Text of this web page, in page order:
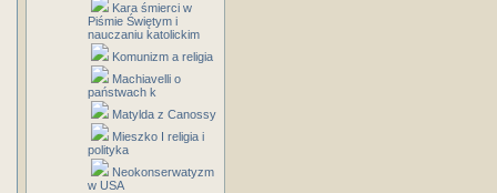
Kara śmierci w
Piśmie Świętym i
nauczaniu katolickim
Komunizm a religia
Machiavelli o
państwach k
Matylda z Canossy
Mieszko I religia i
polityka
Neokonserwatyzm
w USA